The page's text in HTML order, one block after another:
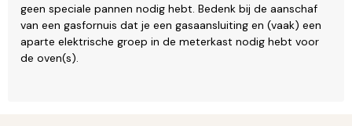
geen speciale pannen nodig hebt. Bedenk bij de aanschaf
van een gasfornuis dat je een gasaansluiting en (vaak) een
aparte elektrische groep in de meterkast nodig hebt voor
de oven(s).